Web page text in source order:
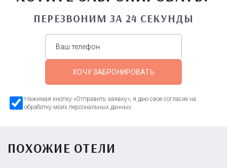
ПЕРЕЗВОНИМ ЗА 24 СЕКУНДЫ
ХОЧУ ЗАБРОНИРОВАТЬ
Нажимая кнопку «Отправить заявку», я даю свое согласие на
обработку моих персональных данных
ПОХОЖИЕ ОТЕЛИ